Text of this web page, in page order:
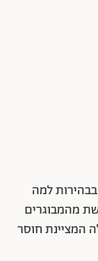
למה
מהמבוגרים
המציינת חוסר